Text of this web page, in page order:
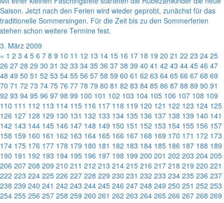
Saison. Jetzt nach den Ferien wird wieder geprobt, zunächst für das
traditionelle Sommersingen. Für die Zeit bis zu den Sommerferien
stehen schon weitere Termine fest.
3. März 2009
« 1 2 3 4 5 6 7 8 9 10 11 12 13 14 15 16 17 18 19 20 21 22 23 24 25
26 27 28 29 30 31 32 33 34 35 36 37 38 39 40 41 42 43 44 45 46 47
48 49 50 51 52 53 54 55 56 57 58 59 60 61 62 63 64 65 66 67 68 69
70 71 72 73 74 75 76 77 78 79 80 81 82 83 84 85 86 87 88 89 90 91
92 93 94 95 96 97 98 99 100 101 102 103 104 105 106 107 108 109
110 111 112 113 114 115 116 117 118 119 120 121 122 123 124 125
126 127 128 129 130 131 132 133 134 135 136 137 138 139 140 141
142 143 144 145 146 147 148 149 150 151 152 153 154 155 156 157
158 159 160 161 162 163 164 165 166 167 168 169 170 171 172 173
174 175 176 177 178 179 180 181 182 183 184 185 186 187 188 189
190 191 192 193 194 195 196 197 198 199 200 201 202 203 204 205
206 207 208 209 210 211 212 213 214 215 216 217 218 219 220 221
222 223 224 225 226 227 228 229 230 231 232 233 234 235 236 237
238 239 240 241 242 243 244 245 246 247 248 249 250 251 252 253
254 255 256 257 258 259 260 261 262 263 264 265 266 267 268 269